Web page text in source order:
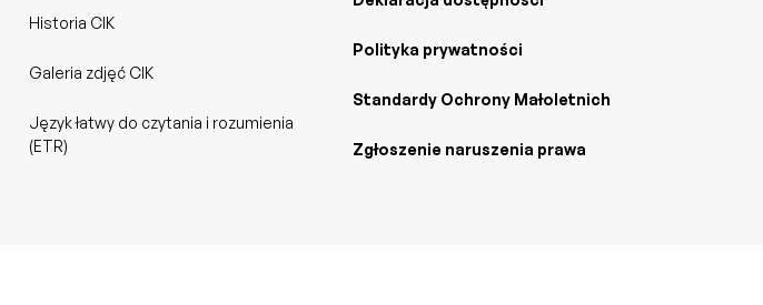
Historia CIK
Galeria zdjęć CIK
Język łatwy do czytania i rozumienia
(ETR)
Polityka prywatności
Standardy Ochrony Małoletnich
Zgłoszenie naruszenia prawa